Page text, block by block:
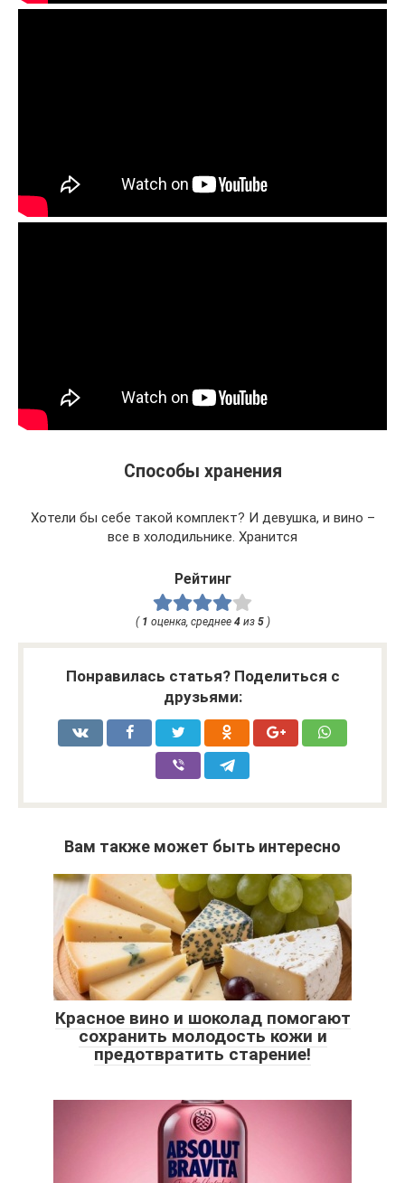
Способы хранения
Хотели бы себе такой комплект? И девушка, и вино –
все в холодильнике. Хранится
Рейтинг
( 1 оценка, среднее 4из 5)
Понравилась статья? Поделиться с
друзьями:
Вам также может быть интересно
Красное вино и шоколад помогают
сохранить молодость кожи и
предотвратить старение!